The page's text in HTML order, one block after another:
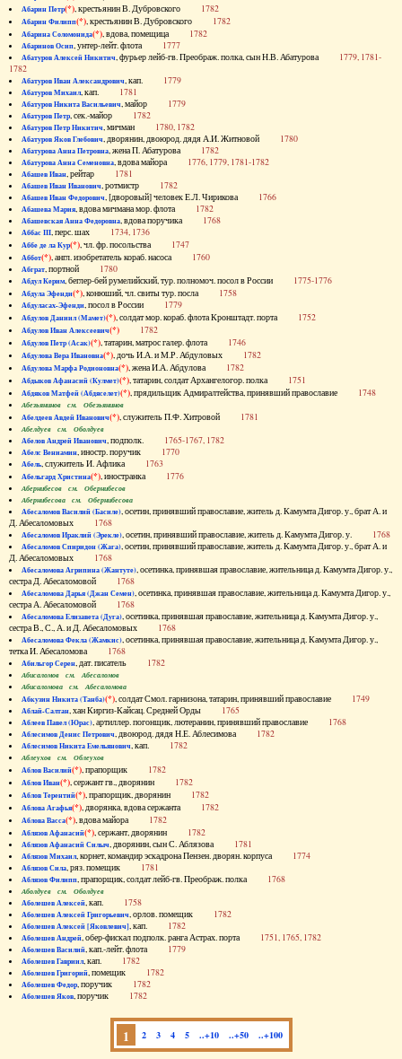
Абарин Петр(*), крестьянин В. Дубровского 1782
Абарин Филипп(*), крестьянин В. Дубровского 1782
Абарина Соломонида(*), вдова, помещица 1782
Абаринов Осип, унтер-лейт. флота 1777
Абатуров Алексей Никитич, фурьер лейб-гв. Преображ. полка, сын Н.В. Абатурова 1779, 1781-
1782
Абатуров Иван Александрович, кап. 1779
Абатуров Михаил, кап. 1781
Абатуров Никита Васильевич, майор 1779
Абатуров Петр, сек.-майор 1782
Абатуров Петр Никитич, мичман 1780, 1782
Абатуров Яков Глебович, дворянин, двоюрод. дядя А.И. Житновой 1780
Абатурова Анна Петровна, жена П. Абатурова 1782
Абатурова Анна Семеновна, вдова майора 1776, 1779, 1781-1782
Абашев Иван, рейтар 1781
Абашев Иван Иванович, ротмистр 1782
Абашев Иван Федорович, [дворовый] человек Е.Л. Чирикова 1766
Абашева Мария, вдова мичмана мор. флота 1782
Абашевская Анна Федоровна, вдова поручика 1768
Аббас III, перс. шах 1734, 1736
Аббе де ла Кур(*), чл. фр. посольства 1747
Аббот(*), англ. изобретатель кораб. насоса 1760
Абграт, портной 1780
Абдул Керим, беглер-бей румелийский, тур. полномоч. посол в России 1775-1776
Абдула Эфенди(*), конюший, чл. свиты тур. посла 1758
Абдуласах-Эфенди, посол в России 1779
Абдулов Даниил (Мамет)(*), солдат мор. кораб. флота Кронштадт. порта 1752
Абдулов Иван Алексеевич(*) 1782
Абдулов Петр (Асак)(*), татарин, матрос галер. флота 1746
Абдулова Вера Ивановна(*), дочь И.А. и М.Р. Абдуловых 1782
Абдулова Марфа Родионовна(*), жена И.А. Абдулова 1782
Абдыков Афанасий (Кулмет)(*), татарин, солдат Архангелогор. полка 1751
Абдяков Матфей (Абдяселет)(*), прядильщик Адмиралтейства, принявший православие 1748
Абезьянинов см. Обезьянинов
Абелдеев Авдей Иванович(*), служитель П.Ф. Хитровой 1781
Абелдуев см. Оболдуев
Абелов Андрей Иванович, подполк. 1765-1767, 1782
Абелс Вениамин, иностр. поручик 1770
Абель, служитель И. Афлика 1763
Абельгард Христина(*), иностранка 1776
Абернибесов см. Обернибесов
Абернибесова см. Обернибесова
Абесаломов Василий (Басиле), осетин, принявший православие, житель д. Камумта Дигор. у., брат А. и
Д. Абесаломовых 1768
Абесаломов Ираклий (Эрекле), осетин, принявший православие, житель д. Камумта Дигор. у. 1768
Абесаломов Спиридон (Жага), осетин, принявший православие, житель д. Камумта Дигор. у., брат А. и
Д. Абесаломовых 1768
Абесаломова Агрипина (Жантуте), осетинка, принявшая православие, жительница д. Камумта Дигор. у.,
сестра Д. Абесаломовой 1768
Абесаломова Дарья (Джан Семен), осетинка, принявшая православие, жительница д. Камумта Дигор. у.,
сестра А. Абесаломовой 1768
Абесаломова Елизавета (Дуга), осетинка, принявшая православие, жительница д. Камумта Дигор. у.,
сестра В., С., А. и Д. Абесаломовых 1768
Абесаломова Фекла (Жамкис), осетинка, принявшая православие, жительница д. Камумта Дигор. у.,
тетка И. Абесаломова 1768
Абильгор Серен, дат. писатель 1782
Абисаломов см. Абесаломов
Абисаломова см. Абесаломова
Абкузин Никита (Танба)(*), солдат Смол. гарнизона, татарин, принявший православие 1749
Аблай-Салтан, хан Киргиз-Кайсац. Средней Орды 1765
Аблеев Павел (Юрас), артиллер. погонщик, лютеранин, принявший православие 1768
Аблесимов Денис Петрович, двоюрод. дядя Н.Е. Аблесимова 1782
Аблесимов Никита Емельянович, кап. 1782
Аблеухов см. Облеухов
Аблов Василий(*), прапорщик 1782
Аблов Иван(*), сержант гв., дворянин 1782
Аблов Терентий(*), прапорщик, дворянин 1782
Аблова Агафья(*), дворянка, вдова сержанта 1782
Аблова Васса(*), вдова майора 1782
Аблязов Афанасий(*), сержант, дворянин 1782
Аблязов Афанасий Силыч, дворянин, сын С. Аблязова 1781
Аблязов Михаил, корнет, командир эскадрона Пензен. дворян. корпуса 1774
Аблязов Сила, ряз. помещик 1781
Аблязов Филипп, прапорщик, солдат лейб-гв. Преображ. полка 1768
Аболдуев см. Оболдуев
Аболешев Алексей, кап. 1758
Аболешев Алексей Григорьевич, орлов. помещик 1782
Аболешев Алексей [Яковлевич], кап. 1782
Аболешев Андрей, обер-фискал подполк. ранга Астрах. порта 1751, 1765, 1782
Аболешев Василий, кап.-лейт. флота 1779
Аболешев Гавриил, кап. 1782
Аболешев Григорий, помещик 1782
Аболешев Федор, поручик 1782
Аболешев Яков, поручик 1782
1 2 3 4 5 ..+10 ..+50 ..+100